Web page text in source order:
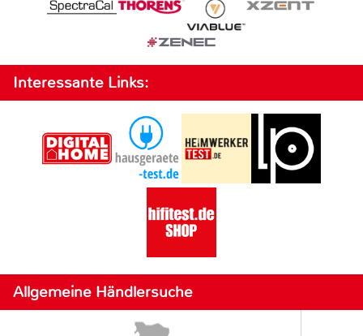
Interessante Links:
Allgemeine Händlersuche